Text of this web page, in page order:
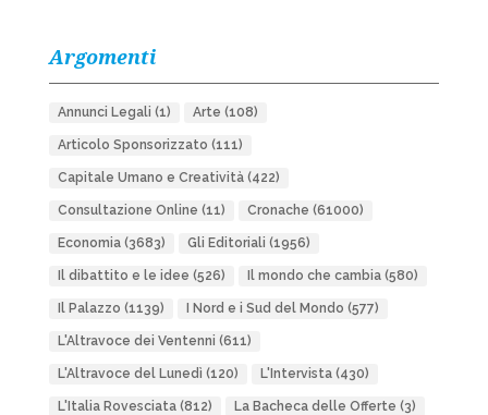
Argomenti
Annunci Legali (1) Arte (108)
Articolo Sponsorizzato (111)
Capitale Umano e Creatività(422)
Consultazione Online (11) Cronache (61000)
Economia(3683) Gli Editoriali (1956)
Il dibattito e le idee (526) Il mondo che cambia(580)
Il Palazzo (1139) I Nord e i Sud del Mondo (577)
L'Altravoce dei Ventenni (611)
L'Altravoce del Lunedì (120) L'Intervista(430)
L'Italia Rovesciata(812) La Bacheca delle Offerte (3)